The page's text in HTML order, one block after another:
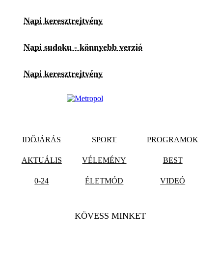
Napi keresztrejtvény
Napi sudoku - könnyebb verzió
Napi keresztrejtvény
IDŐJÁRÁS SPORT PROGRAMOK
AKTUÁLIS VÉLEMÉNY BEST
0-24 ÉLETMÓD VIDEÓ
KÖVESS MINKET